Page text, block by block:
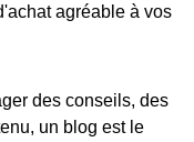
agréable à vos
des conseils, des
un blog est le